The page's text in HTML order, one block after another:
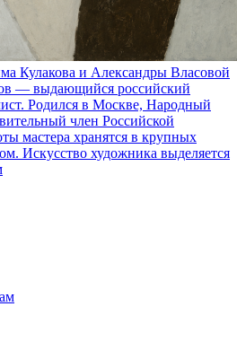
Кулакова и Александры Власовой
— выдающийся российский
Родился в Москве, Народный
член Российской
мастера хранятся в крупных
Искусство художника выделяется